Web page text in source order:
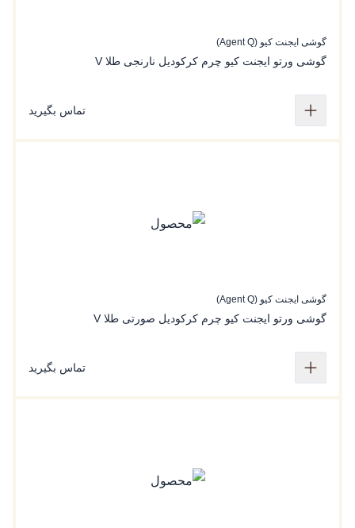
گوشی ایجنت کیو (Agent Q)
گوشی ورتو ایجنت کیو چرم کرکودیل نارنجی طلا V
تماس بگیرید
گوشی ایجنت کیو (Agent Q)
گوشی ورتو ایجنت کیو چرم کرکودیل صورتی طلا V
تماس بگیرید